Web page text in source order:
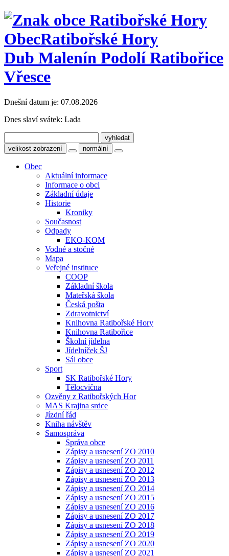
ObecRatibořské Hory
Dub Malenín Podolí Ratibořice
Vřesce
Dnešní datum je: 07.08.2026
Dnes slaví svátek: Lada
velikost zobrazení normální
Obec
Aktuální informace
Informace o obci
Základní údaje
Historie
Kroniky
Současnost
Odpady
EKO-KOM
Vodné a stočné
Mapa
Veřejné instituce
COOP
Základní škola
Mateřská škola
Česká pošta
Zdravotnictví
Knihovna Ratibořské Hory
Knihovna Ratibořice
Školní jídelna
Jídelníček ŠJ
Sál obce
Sport
SK Ratibořské Hory
Tělocvična
Ozvěny z Ratibořských Hor
MAS Krajina srdce
Jízdní řád
Kniha návštěv
Samospráva
Správa obce
Zápisy a usnesení ZO 2010
Zápisy a usnesení ZO 2011
Zápisy a usnesení ZO 2012
Zápisy a usnesení ZO 2013
Zápisy a usnesení ZO 2014
Zápisy a usnesení ZO 2015
Zápisy a usnesení ZO 2016
Zápisy a usnesení ZO 2017
Zápisy a usnesení ZO 2018
Zápisy a usnesení ZO 2019
Zápisy a usnesení ZO 2020
Zápisy a usnesení ZO 2021